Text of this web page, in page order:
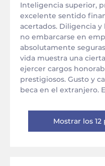
Inteligencia superior,
excelente sentido
acertados. Diligencia y
no embarcarse en
absolutamente
vida muestra una
ejercer cargos
prestigiosos. Gusto y
beca en el extranjero.
Mostrar los